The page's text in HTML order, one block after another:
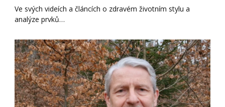
Ve svých videích a článcích o zdravém životním stylu a
analýze prvků…